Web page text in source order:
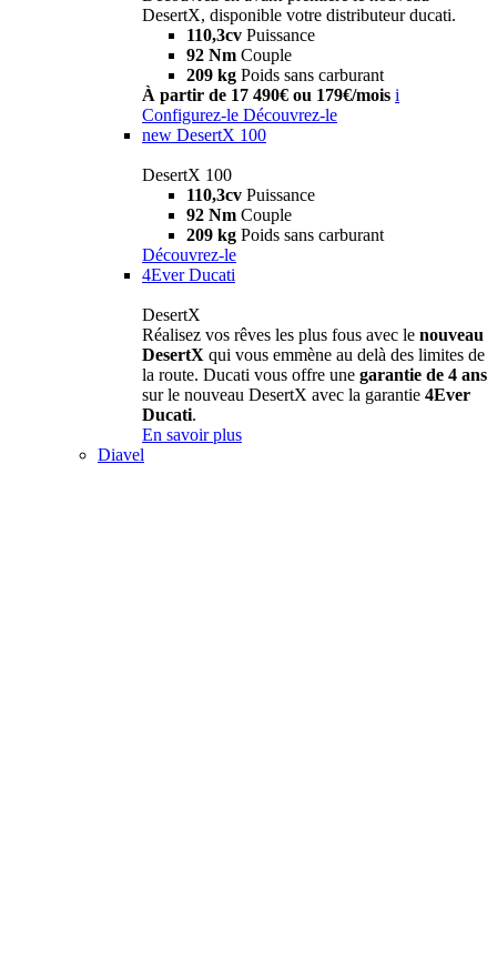
DesertX, disponible votre distributeur ducati.
110,3cv Puissance
92 Nm Couple
209 kg Poids sans carburant
À partir de 17 490€ ou 179€/mois i
Configurez-le Découvrez-le
new DesertX 100
DesertX 100
110,3cv Puissance
92 Nm Couple
209 kg Poids sans carburant
Découvrez-le
4Ever Ducati
DesertX
Réalisez vos rêves les plus fous avec le nouveau
DesertX qui vous emmène au delà des limites de
la route. Ducati vous offre une garantie de 4 ans
sur le nouveau DesertX avec la garantie 4Ever
Ducati.
En savoir plus
Diavel